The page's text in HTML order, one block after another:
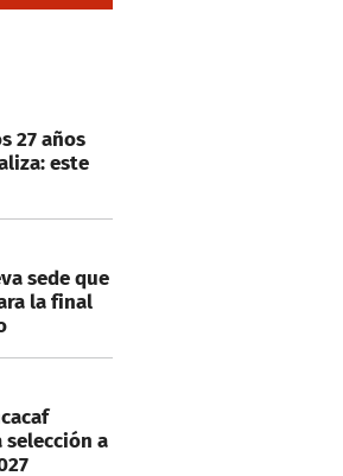
27 años
este
sede que
la final
selección a